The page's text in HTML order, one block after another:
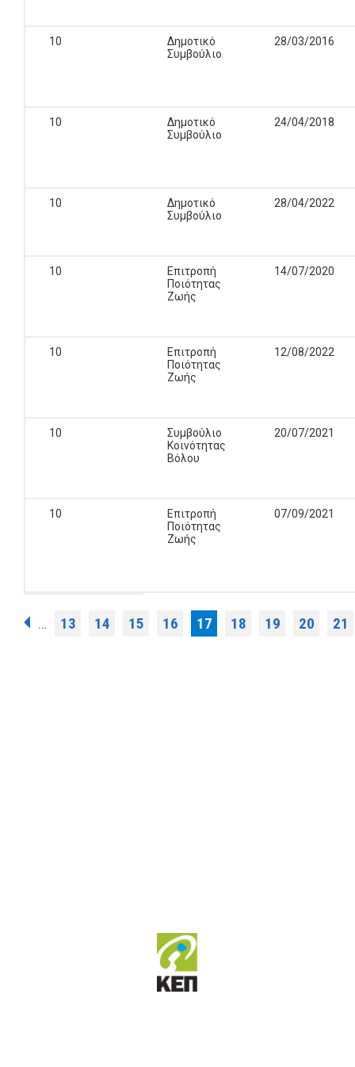
10
Δημοτικό
Συμβούλιο
28/03/2016
10
Δημοτικό
Συμβούλιο
24/04/2018
10
Δημοτικό
Συμβούλιο
28/04/2022
10
Επιτροπή
Ποιότητας
Ζωής
14/07/2020
10
Επιτροπή
Ποιότητας
Ζωής
12/08/2022
10
Συμβούλιο
Κοινότητας
Βόλου
20/07/2021
10
Επιτροπή
Ποιότητας
Ζωής
07/09/2021
Σελίδες
… 13 14 15 16 17 18 19 20 21